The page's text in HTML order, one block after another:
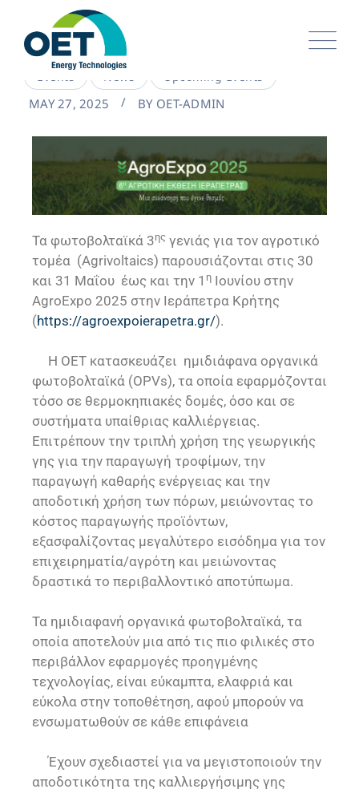
Events News Upcoming Events
MAY 27, 2025 BY OET-ADMIN
Τα φωτοβολταϊκά 3ης γενιάς για τον αγροτικό
τομέα (Agrivoltaics) παρουσιάζονται στις 30
και 31 Μαΐου έως και την 1 η Ιουνίου στην
AgroExpo 2025 στην Ιεράπετρα Κρήτης
(https://agroexpoierapetra.gr/).
Η ΟΕΤ κατασκευάζει ημιδιάφανα οργανικά
φωτοβολταϊκά (OPVs), τα οποία εφαρμόζονται
τόσο σε θερμοκηπιακές δομές, όσο και σε
συστήματα υπαίθριας καλλιέργειας.
Επιτρέπουν την τριπλή χρήση της γεωργικής
γης για την παραγωγή τροφίμων, την
παραγωγή καθαρής ενέργειας και την
αποδοτική χρήση των πόρων, μειώνοντας το
κόστος παραγωγής προϊόντων,
εξασφαλίζοντας μεγαλύτερο εισόδημα για τον
επιχειρηματία/αγρότη και μειώνοντας
δραστικά το περιβαλλοντικό αποτύπωμα.
Τα ημιδιαφανή οργανικά φωτοβολταϊκά, τα
οποία αποτελούν μια από τις πιο φιλικές στο
περιβάλλον εφαρμογές προηγμένης
τεχνολογίας, είναι εύκαμπτα, ελαφριά και
εύκολα στην τοποθέτηση, αφού μπορούν να
ενσωματωθούν σε κάθε επιφάνεια
Έχουν σχεδιαστεί για να μεγιστοποιούν την
αποδοτικότητα της καλλιεργήσιμης γης